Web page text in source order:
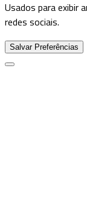
Usados para exibir
redes sociais.
Salvar Preferências